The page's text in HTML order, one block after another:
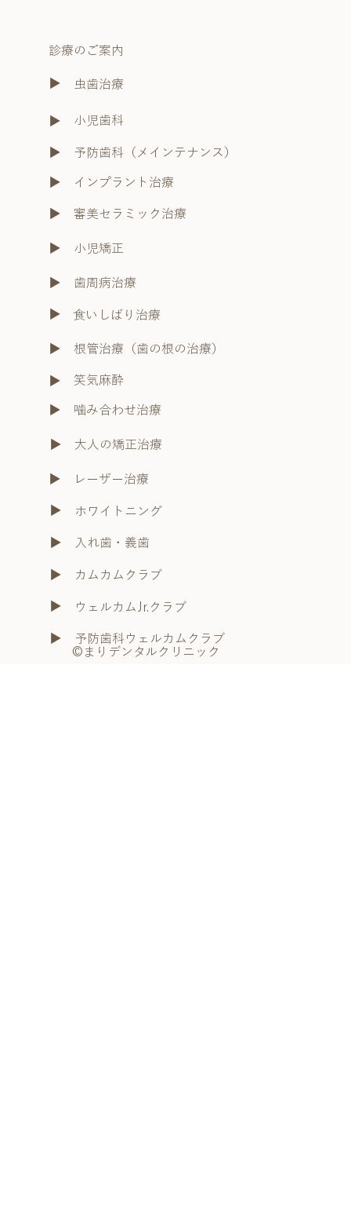
診療のご案内
​▶︎ 虫歯治療
​▶︎ 小児歯科
​▶︎ 予防歯科（メインテナンス）
​▶︎ インプラント治療
​▶︎ 審美セラミック治療
​▶︎ 小児矯正
​▶︎ 歯周病治療
​▶︎ 食いしばり治療
​▶︎ 根管治療（歯の根の治療）
​▶︎ 笑気麻酔
​▶︎ 噛み合わせ治療
​▶︎ 大人の矯正治療
​▶︎ レーザー治療
​▶︎ ホワイトニング
​▶︎ 入れ歯・義歯
​▶︎ カムカムクラブ
​▶︎ ウェルカムJr.クラブ
​▶︎
予防歯科ウェルカムクラブ
​©まりデンタルクリニック